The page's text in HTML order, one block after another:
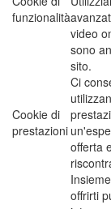
funzionalità
video
sono
sito.
Cookie di
prestazioni
Ci
offerta
offrirti